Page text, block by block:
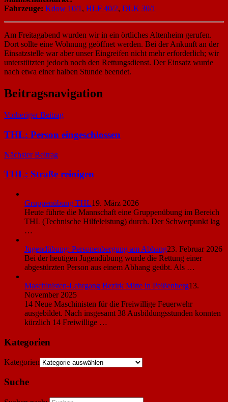
Fahrzeuge: Kdow 10/1, HLF 40/2, DLK 30/1
Am Freitagabend wurden wir in ein örtliches Altenheim gerufen.
Dort sollte eine Wohnung geöffnet werden. Bei der Ankunft an der
Einsatzstelle war aber unser Eingreifen nicht mehr erforderlich; wir
unterstützten jedoch noch den Rettungsdienst. Der Einsatz wurde
nach etwa einer halben Stunde beendet.
Beitragsnavigation
Vorheriger Beitrag
THL: Person eingeschlossen
Nächster Beitrag
THL: Straße reinigen
Gruppenübung THL19. März 2026
Heute führte die Mannschaft eine Gruppenübung im Bereich
THL (Technische Hilfeleistung) durch. Der Schwerpunkt lag
…
Jugendübung: Personenbergung am Abhang23. Februar 2026
Bei der heutigen Jugendübung wurde die Rettung einer
abgestürzten Person aus einem Abhang geübt. Als …
Maschinisten-Lehrgang Bezirk Mitte in Peißenberg13.
November 2025
14 Neue Maschinisten für die Freiwillige Feuerwehr
ausgebildet. Nach insgesamt 38 Ausbildungsstunden konnten
kürzlich 14 Freiwillige …
Kategorien
Kategorien
Suche